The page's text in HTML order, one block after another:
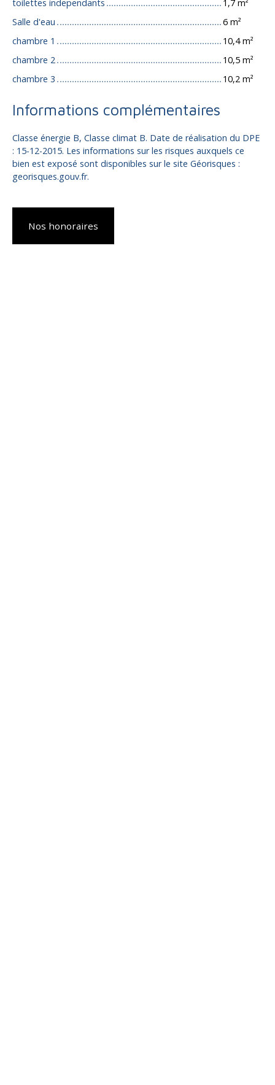
toilettes independants
1,7 m²
Salle d'eau
6 m²
chambre 1
10,4 m²
chambre 2
10,5 m²
chambre 3
10,2 m²
Informations complémentaires
Classe énergie B, Classe climat B. Date de réalisation du DPE
: 15-12-2015. Les informations sur les risques auxquels ce
bien est exposé sont disponibles sur le site Géorisques :
georisques.gouv.fr.
Nos honoraires